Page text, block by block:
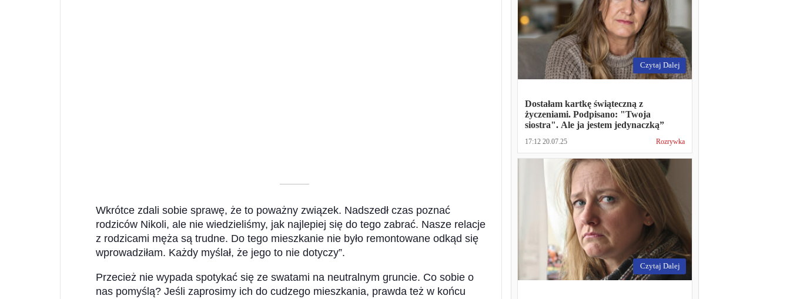
––––––––––
Wkrótce zdali sobie sprawę, że to poważny związek. Nadszedł czas poznać
rodziców Nikoli, ale nie wiedzieliśmy, jak najlepiej się do tego zabrać. Nasze relacje
z rodzicami męża są trudne. Do tego mieszkanie nie było remontowane odkąd się
wprowadziłam. Każdy myślał, że jego to nie dotyczy”.
Przecież nie wypada spotykać się ze swatami na neutralnym gruncie. Co sobie o
nas pomyślą? Jeśli zaprosimy ich do cudzego mieszkania, prawda też w końcu
Czytaj Dalej
Dostałam kartkę świąteczną z
życzeniami. Podpisano: "Twoja
siostra". Ale ja jestem jedynaczką”
17:12 20.07.25 Rozrywka
Czytaj Dalej